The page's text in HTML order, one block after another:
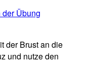
der Brust an die
und nutze den